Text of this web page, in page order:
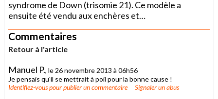
syndrome de Down (trisomie 21). Ce modèle a
ensuite été vendu aux enchères et…
Commentaires
Retour à l'article
Manuel P., le 26 novembre 2013 à 06h56
Je pensais qu'il se mettrait à poil pour la bonne cause !
Identifiez-vouspour publier un commentaire Signaler un abus